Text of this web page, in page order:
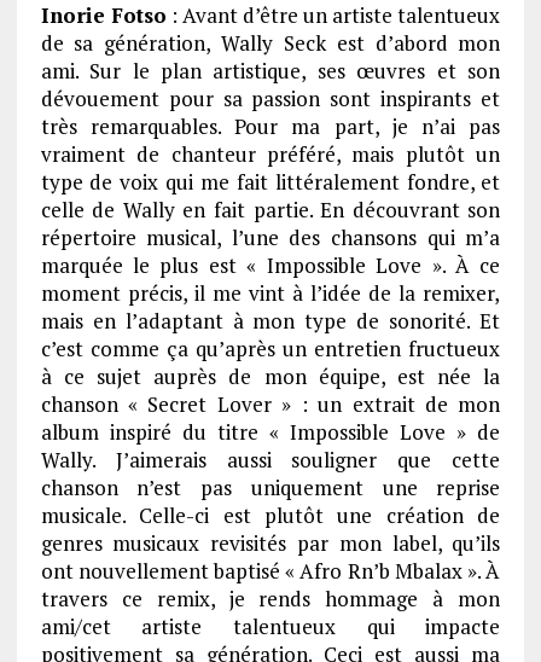
Inorie Fotso : Avant d’être un artiste talentueux
de sa génération, Wally Seck est d’abord mon
ami. Sur le plan artistique, ses œuvres et son
dévouement pour sa passion sont inspirants et
très remarquables. Pour ma part, je n’ai pas
vraiment de chanteur préféré, mais plutôt un
type de voix qui me fait littéralement fondre, et
celle de Wally en fait partie. En découvrant son
répertoire musical, l’une des chansons qui m’a
marquée le plus est « Impossible Love ». À ce
moment précis, il me vint à l’idée de la remixer,
mais en l’adaptant à mon type de sonorité. Et
c’est comme ça qu’après un entretien fructueux
à ce sujet auprès de mon équipe, est née la
chanson « Secret Lover » : un extrait de mon
album inspiré du titre « Impossible Love » de
Wally. J’aimerais aussi souligner que cette
chanson n’est pas uniquement une reprise
musicale. Celle-ci est plutôt une création de
genres musicaux revisités par mon label, qu’ils
ont nouvellement baptisé « Afro Rn’b Mbalax ». À
travers ce remix, je rends hommage à mon
ami/cet artiste talentueux qui impacte
positivement sa génération. Ceci est aussi ma